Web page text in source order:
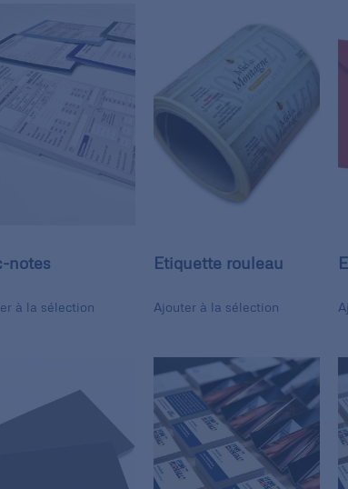
notes
à la sélection
Etiquette rouleau
Ajouter à la sélection